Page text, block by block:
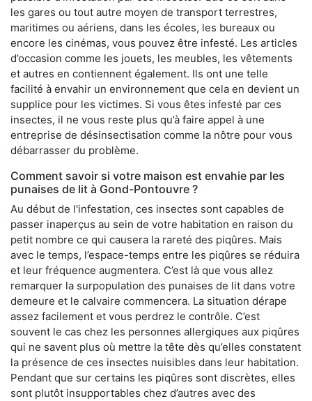
les gares ou tout autre moyen de transport terrestres,
maritimes ou aériens, dans les écoles, les bureaux ou
encore les cinémas, vous pouvez être infesté. Les articles
d’occasion comme les jouets, les meubles, les vêtements
et autres en contiennent également. Ils ont une telle
facilité à envahir un environnement que cela en devient un
supplice pour les victimes. Si vous êtes infesté par ces
insectes, il ne vous reste plus qu’à faire appel à une
entreprise de désinsectisation comme la nôtre pour vous
débarrasser du problème.
Comment savoir si votre maison est envahie par les
punaises de lit à Gond-Pontouvre ?
Au début de l'infestation, ces insectes sont capables de
passer inaperçus au sein de votre habitation en raison du
petit nombre ce qui causera la rareté des piqûres. Mais
avec le temps, l’espace-temps entre les piqûres se réduira
et leur fréquence augmentera. C’est là que vous allez
remarquer la surpopulation des punaises de lit dans votre
demeure et le calvaire commencera. La situation dérape
assez facilement et vous perdrez le contrôle. C’est
souvent le cas chez les personnes allergiques aux piqûres
qui ne savent plus où mettre la tête dès qu’elles constatent
la présence de ces insectes nuisibles dans leur habitation.
Pendant que sur certains les piqûres sont discrètes, elles
sont plutôt insupportables chez d’autres avec des